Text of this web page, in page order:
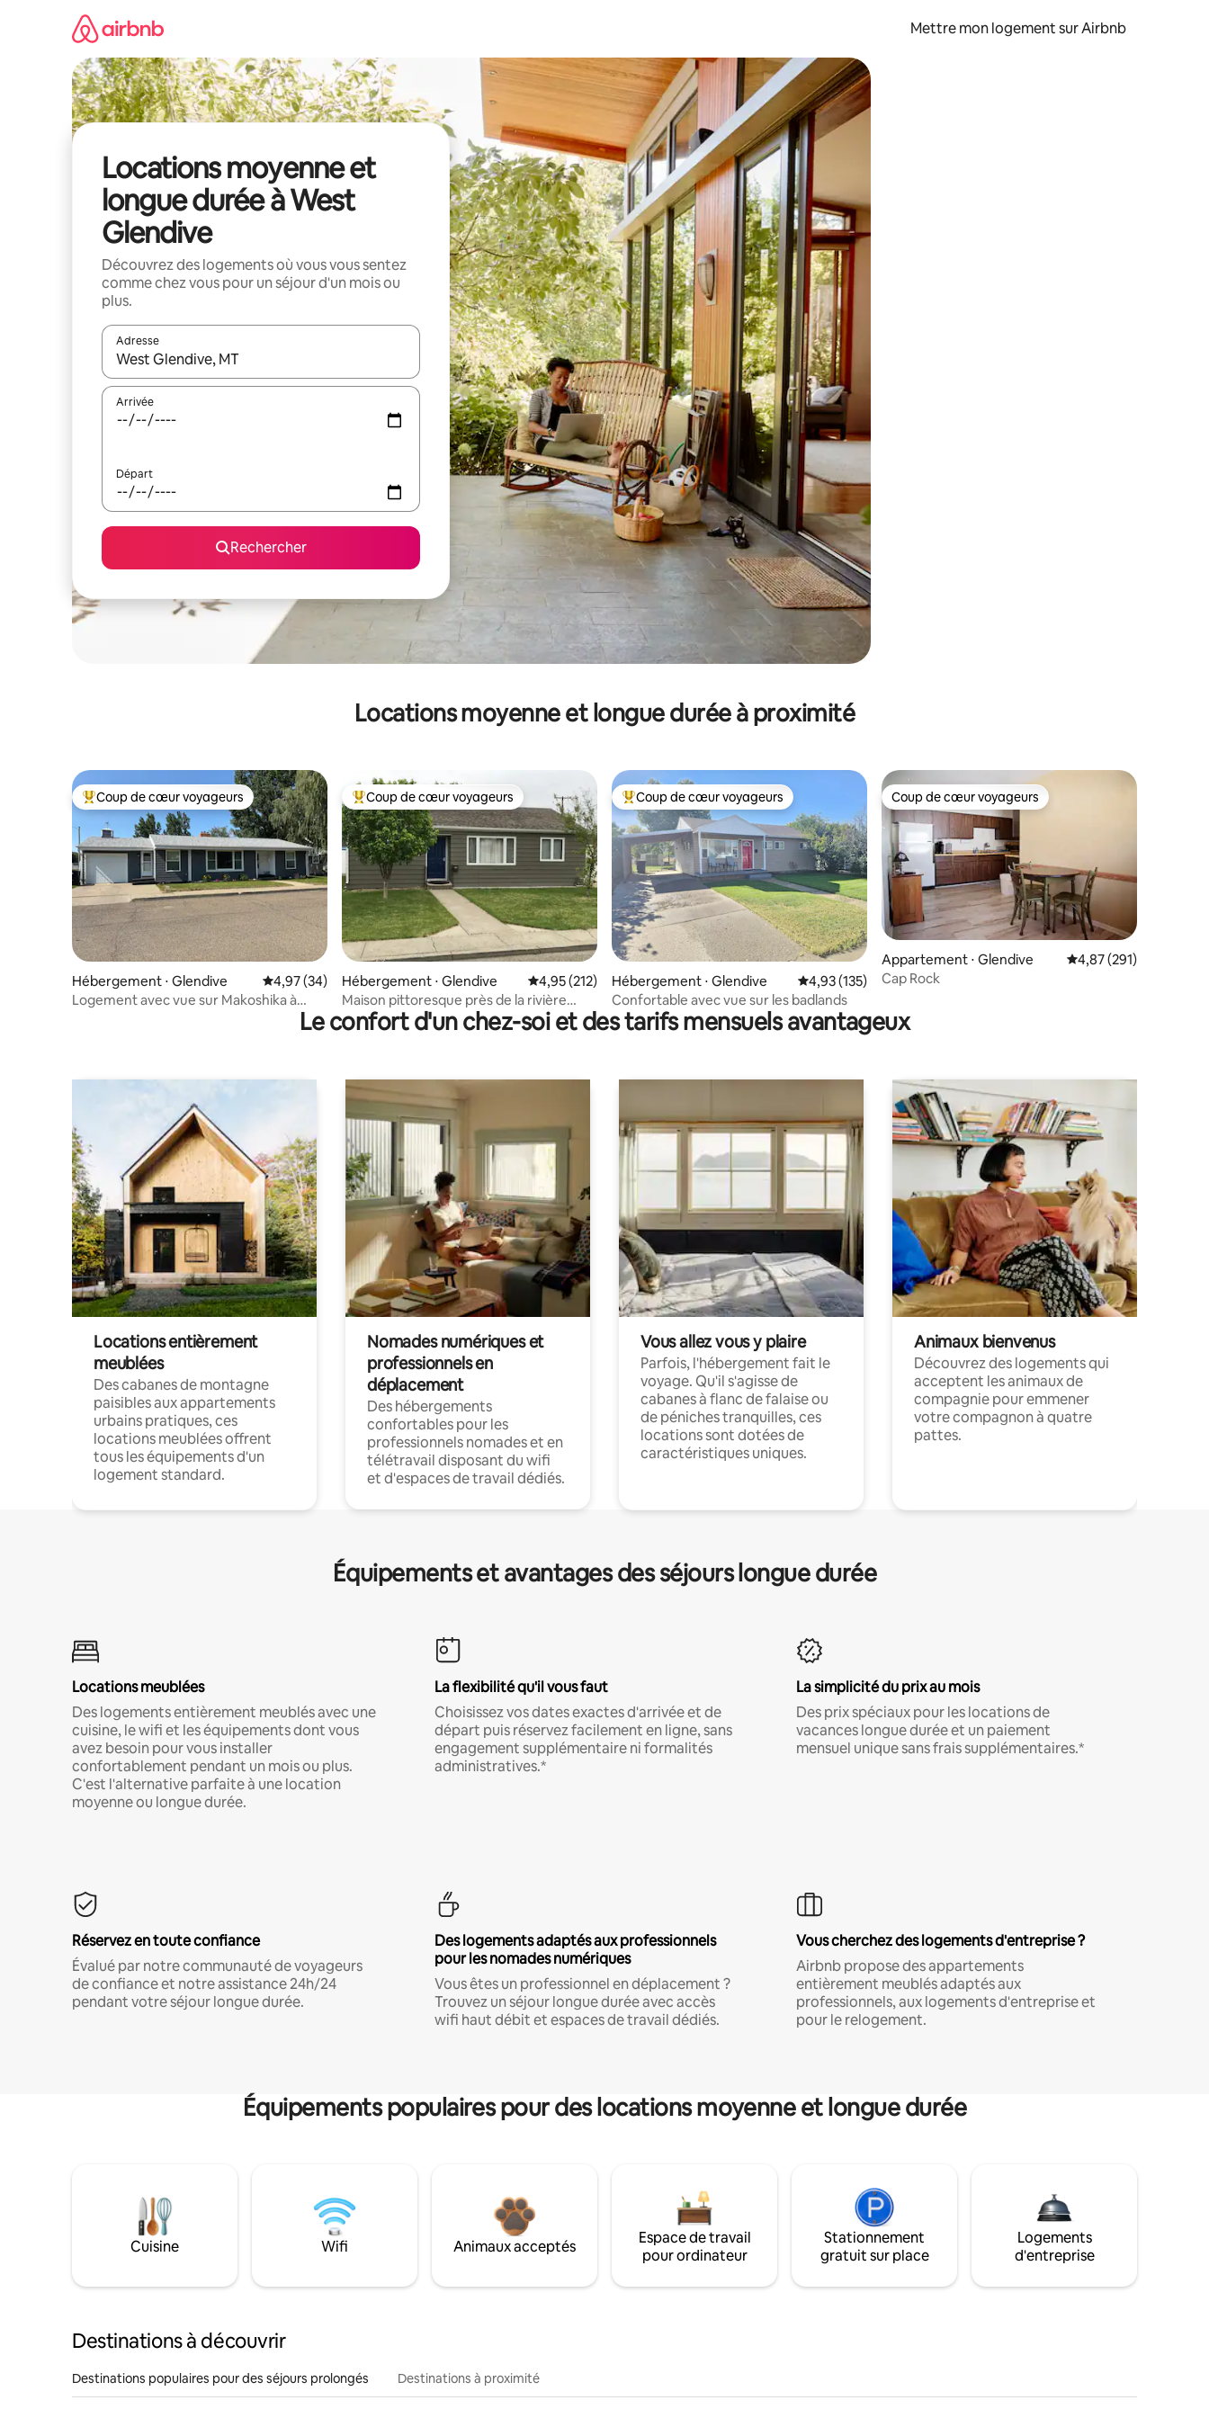
Mettre mon logement sur Airbnb
Locations moyenne et
longue durée à West
Glendive
Découvrez des logements où vous vous sentez
comme chez vous pour un séjour d'un mois ou
plus.
Adresse
Lorsque les résultats s'affichent, utilisez les flèches vers le haut et vers le bas pour les parcourir ou en appuyant et en faisant glisser.
Arrivée
Départ
Rechercher
Locations moyenne et longue durée à proximité
Coups de cœur voyageurs les plus appréciés
Coup de cœur voyageurs
Hébergement ⋅ Glendive Évaluation moyenne sur la base de 34 commentaires : 4,97 sur 5
4,97 (34)
Logement avec vue sur Makoshika à
Coups de cœur voyageurs les plus appréciés
Coup de cœur voyageurs
Hébergement ⋅ Glendive Évaluation moyenne sur la base de 212 commentaires : 4,95 sur 5
4,95 (212)
Maison pittoresque près de la rivière
Yellowstone
Coups de cœur voyageurs les plus appréciés
Coup de cœur voyageurs
Hébergement ⋅ Glendive Évaluation moyenne sur la base de 135 commentaires : 4,93 sur 5
4,93 (135)
Confortable avec vue sur les badlands
Coup de cœur voyageurs
Coup de cœur voyageurs
Appartement ⋅ Glendive Évaluation moyenne
4,87 (291)
Cap Rock
Le confort d'un chez-soi et des tarifs mensuels avantageux
Locations entièrement
meublées
Des cabanes de montagne
paisibles aux appartements
urbains pratiques, ces
locations meublées offrent
tous les équipements d'un
logement standard.
Nomades numériques et
professionnels en
déplacement
Des hébergements
confortables pour les
professionnels nomades et en
télétravail disposant du wifi
et d'espaces de travail dédiés.
Vous allez vous y plaire
Parfois, l'hébergement fait le
voyage. Qu'il s'agisse de
cabanes à flanc de falaise ou
de péniches tranquilles, ces
locations sont dotées de
caractéristiques uniques.
Animaux bienvenus
Découvrez des logements qui
acceptent les animaux de
compagnie pour emmener
votre compagnon à quatre
pattes.
Équipements et avantages des séjours longue durée
Locations meublées
Des logements entièrement meublés avec une
cuisine, le wifi et les équipements dont vous
avez besoin pour vous installer
confortablement pendant un mois ou plus.
C'est l'alternative parfaite à une location
moyenne ou longue durée.
La flexibilité qu'il vous faut
Choisissez vos dates exactes d'arrivée et de
départ puis réservez facilement en ligne, sans
engagement supplémentaire ni formalités
administratives.*
La simplicité du prix au mois
Des prix spéciaux pour les locations de
vacances longue durée et un paiement
mensuel unique sans frais supplémentaires.*
Réservez en toute confiance
Évalué par notre communauté de voyageurs
de confiance et notre assistance 24h/24
pendant votre séjour longue durée.
Des logements adaptés aux professionnels
pour les nomades numériques
Vous êtes un professionnel en déplacement ?
Trouvez un séjour longue durée avec accès
wifi haut débit et espaces de travail dédiés.
Vous cherchez des logements d'entreprise ?
Airbnb propose des appartements
entièrement meublés adaptés aux
professionnels, aux logements d'entreprise et
pour le relogement.
Équipements populaires pour des locations moyenne et longue durée
Cuisine Wifi Animaux acceptés
Espace de travail
pour ordinateur
Stationnement
gratuit sur place
Logements
d'entreprise
Destinations à découvrir
Destinations populaires pour des séjours prolongés Destinations à proximité